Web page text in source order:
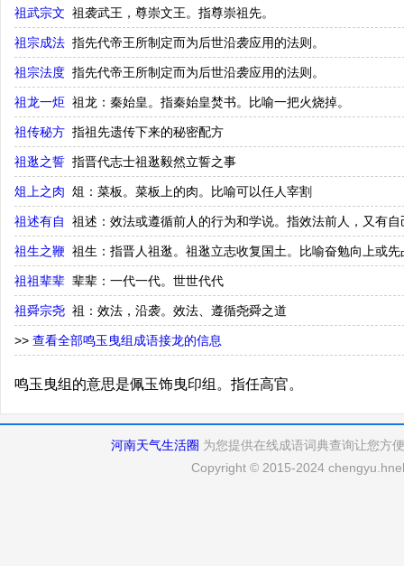
祖武宗文 祖袭武王，尊崇文王。指尊崇祖先。
祖宗成法 指先代帝王所制定而为后世沿袭应用的法则。
祖宗法度 指先代帝王所制定而为后世沿袭应用的法则。
祖龙一炬 祖龙：秦始皇。指秦始皇焚书。比喻一把火烧掉。
祖传秘方 指祖先遗传下来的秘密配方
祖逖之誓 指晋代志士祖逖毅然立誓之事
俎上之肉 俎：菜板。菜板上的肉。比喻可以任人宰割
祖述有自 祖述：效法或遵循前人的行为和学说。指效法前人，又有自
祖生之鞭 祖生：指晋人祖逖。祖逖立志收复国土。比喻奋勉向上或先
祖祖辈辈 辈辈：一代一代。世世代代
祖舜宗尧 祖：效法，沿袭。效法、遵循尧舜之道
>> 查看全部鸣玉曳组成语接龙的信息
鸣玉曳组的意思是佩玉饰曳印组。指任高官。
河南天气生活圈 为您提供在线成语词典查询让您方
Copyright © 2015-2024